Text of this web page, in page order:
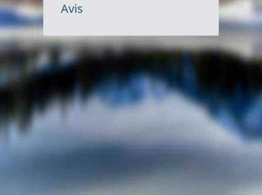
Avis
du
Canada